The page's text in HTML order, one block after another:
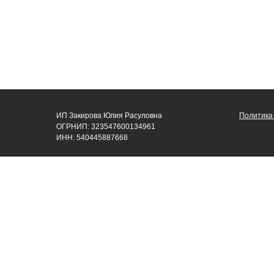
ИП Закирова Юлия Расуловна
ОГРНИП: 323547600134961
ИНН: 540445887668